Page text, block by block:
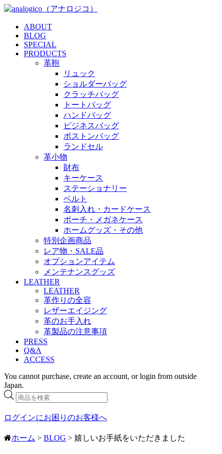
ABOUT
BLOG
SPECIAL
PRODUCTS
革鞄
リュック
ショルダーバッグ
クラッチバッグ
トートバッグ
ハンドバッグ
ビジネスバッグ
ボストンバッグ
ランドセル
革小物
財布
キーケース
ステーショナリー
ベルト
名刺入れ・カードケース
ポーチ・メガネケース
ホームグッズ・その他
特別企画商品
レア物・SALE品
オプションアイテム
メンテナンスグッズ
LEATHER
LEATHER
革作りの全容
レザーエイジング
革のお手入れ
革製品の注意事項
PRESS
Q&A
ACCESS
You cannot purchase, create an account, or login from outside
Japan.
商
品
検
ログインにお困りのお客様へ
ホーム > BLOG > 嬉しいお手紙をいただきました